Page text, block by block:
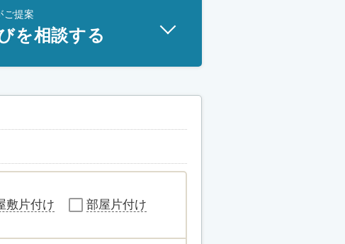
ご提案
を相談する
敷片付け 部屋片付け